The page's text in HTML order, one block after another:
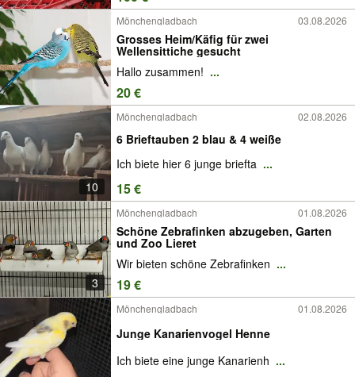
Mönchengladbach 03.08.2026
Grosses Heim/Käfig für zwei
Wellensittiche gesucht
Hallo zusammen! ...
20 €
10
Mönchengladbach 02.08.2026
6 Brieftauben 2 blau & 4 weiße
Ich biete hier 6 junge briefta ...
15 €
3
Mönchengladbach 01.08.2026
Schöne Zebrafinken abzugeben, Garten
und Zoo Lieret
Wir bieten schöne Zebrafinken ...
19 €
Mönchengladbach 01.08.2026
Junge Kanarienvogel Henne
Ich biete eine junge Kanarienh ...